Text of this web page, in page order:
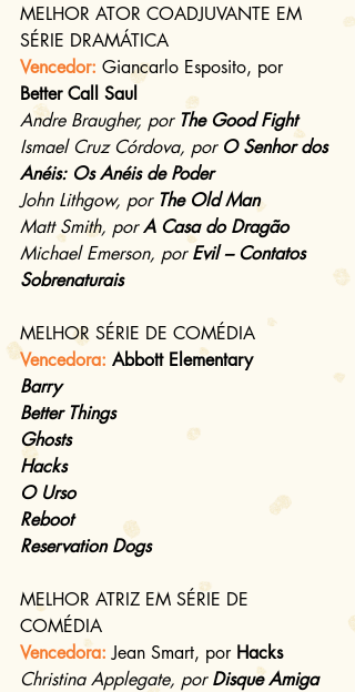
MELHOR ATOR COADJUVANTE EM
SÉRIE DRAMÁTICA
Vencedor: Giancarlo Esposito, por
Better Call Saul
Andre Braugher, por The Good Fight
Ismael Cruz Córdova, por O Senhor dos
Anéis: Os Anéis de Poder
John Lithgow, por The Old Man
Matt Smith, por A Casa do Dragão
Michael Emerson, por Evil – Contatos
Sobrenaturais
MELHOR SÉRIE DE COMÉDIA
Vencedora: Abbott Elementary
Barry
Better Things
Ghosts
Hacks
O Urso
Reboot
Reservation Dogs
MELHOR ATRIZ EM SÉRIE DE
COMÉDIA
Vencedora: Jean Smart, por Hacks
Christina Applegate, por Disque Amiga